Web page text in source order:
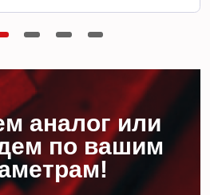
аналог или
по вашим